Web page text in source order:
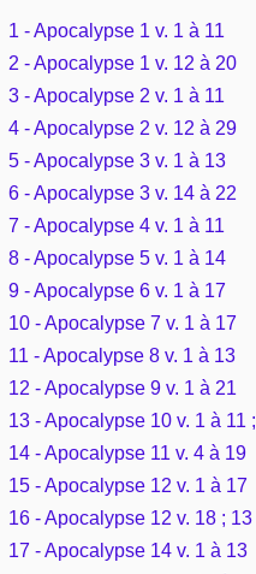
Quoi de neuf sur Bibliquest
Sujets d'actualité
Autres sites chrétiens
Outils
Paramètres
Lisez la Bible
Écoutez la Bible
Rechercher (concordance)
Au sujet de la Bible
Études et commentaires par
Lecture Journalière
Tous les sujets
Dieu
La Bible
L'Évangile, le Salut
Mort, résurrection
L'Église, l'Assemblée
Prophétie
Personnages bibliques
Édification
Commentaires journaliers
COURS Bibliques -
Pour débuter
Rechercher dans le site
Sujets de A à Z
Auteurs de A à Z
Rechercher dans la Bible
Études et commentaires par
Sommaires
Aperçus Livres de la Bible
Autres FAQ
1 - Apocalypse 1 v. 1 à 11
2 - Apocalypse 1 v. 12 à 20
3 - Apocalypse 2 v. 1 à 11
4 - Apocalypse 2 v. 12 à 29
5 - Apocalypse 3 v. 1 à 13
6 - Apocalypse 3 v. 14 à 22
7 - Apocalypse 4 v. 1 à 11
8 - Apocalypse 5 v. 1 à 14
9 - Apocalypse 6 v. 1 à 17
10 - Apocalypse 7 v. 1 à 17
11 - Apocalypse 8 v. 1 à 13
12 - Apocalypse 9 v. 1 à 21
13 - Apocalypse 10 v. 1 à 11
14 - Apocalypse 11 v. 4 à 19
15 - Apocalypse 12 v. 1 à 17
16 - Apocalypse 12 v. 18 ;
17 - Apocalypse 14 v. 1 à 13